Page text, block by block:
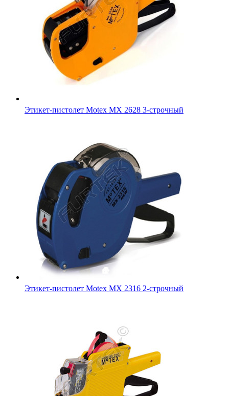
Этикет-пистолет Motex MX 2628 3-строчный
Этикет-пистолет Motex MX 2316 2-строчный